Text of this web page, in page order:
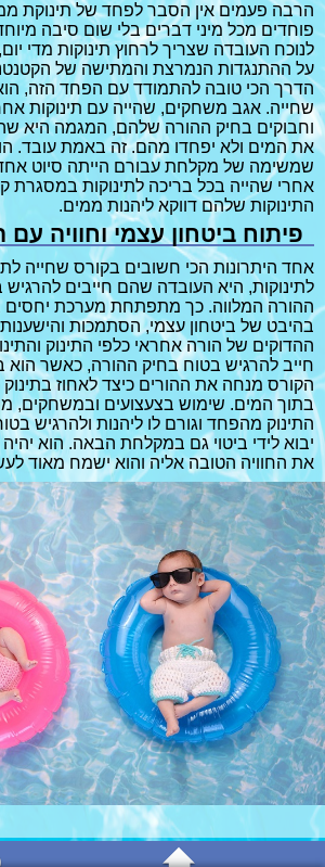
הרבה פעמים אין הסבר לפחד של תינוקת
פוחדים מכל מיני דברים בלי שום סיבה
לנוכח העובדה שצריך לרחוץ תינוקות מדי
על ההתנגדות הנמרצת והמתישה של
הדרך הכי טובה להתמודד עם הפחד הזה,
שחייה. אגב משחקים, שהייה עם תינוקות
וחבוקים בחיק ההורה שלהם, המגמה היא
את המים ולא יפחדו מהם. זה באמת עובד.
שמשימה של מקלחת עבורם הייתה סיוט אחד
אחרי שהייה בכל בריכה לתינוקות במסגרת
התינוקות שלהם דווקא ליהנות ממים.
פיתוח ביטחון עצמי וחוויה עם
אחד היתרונות הכי חשובים בקורס שחייה
לתינוקות, היא העובדה שהם חייבים
ההורה המלווה. כך מתפתחת מערכת יחסים
בהיבט של ביטחון עצמי, הסתמכות והישענות
ההדוקים של הורה אחראי כלפי התינוק
חייב להרגיש בטוח בחיק ההורה, כאשר הוא
הקורס מנחה את ההורים כיצד לאחוז
בתוך המים. שימוש בצעצועים ובמשחקים,
התינוק מהפחד וגורם לו ליהנות ולהרגיש
יבוא לידי ביטוי גם במקלחת הבאה. הוא
את החוויה הטובה אליה והוא ישמח מאוד